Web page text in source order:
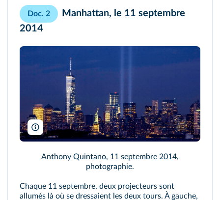
Doc. 2
Manhattan, le 11 septembre
2014
Anthony Quintano/Wikimedia
Anthony Quintano, 11 septembre 2014,
photographie.
Chaque 11 septembre, deux projecteurs sont
allumés là où se dressaient les deux tours. À gauche,